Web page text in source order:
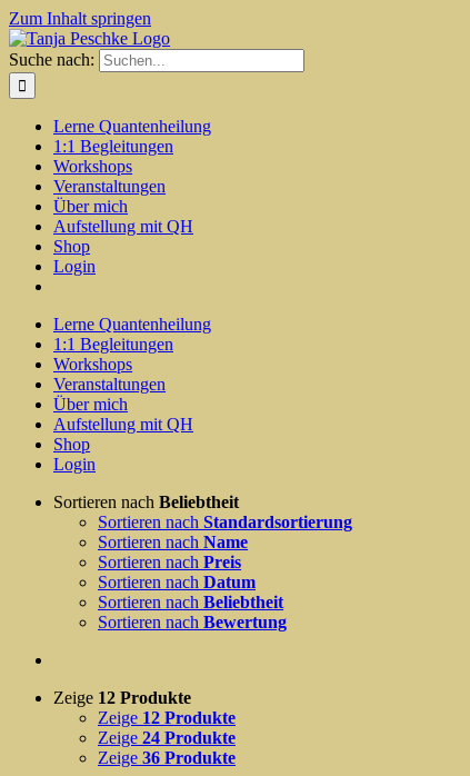
Zum Inhalt springen
Suche nach:
Lerne Quantenheilung
1:1 Begleitungen
Workshops
Veranstaltungen
Über mich
Aufstellung mit QH
Shop
Login
Lerne Quantenheilung
1:1 Begleitungen
Workshops
Veranstaltungen
Über mich
Aufstellung mit QH
Shop
Login
Sortieren nach Beliebtheit
Sortieren nach Standardsortierung
Sortieren nach Name
Sortieren nach Preis
Sortieren nach Datum
Sortieren nach Beliebtheit
Sortieren nach Bewertung
Zeige 12 Produkte
Zeige 12 Produkte
Zeige 24 Produkte
Zeige 36 Produkte